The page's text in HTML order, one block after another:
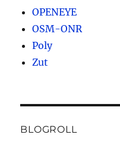
OPENEYE
OSM-ONR
Poly
Zut
BLOGROLL